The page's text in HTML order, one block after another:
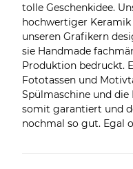
tolle Geschenkidee.
hochwertiger
unseren Grafikern
sie Handmade
Produktion bedruckt.
Fototassen und
Spülmaschine und
somit garantiert und
nochmal so gut. Egal